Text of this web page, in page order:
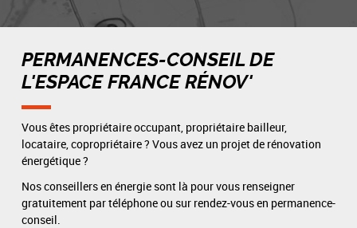
PERMANENCES-CONSEIL DE
L'ESPACE FRANCE RÉNOV'
Vous êtes propriétaire occupant, propriétaire bailleur,
locataire, copropriétaire ? Vous avez un projet de rénovation
énergétique ?
Nos conseillers en énergie sont là pour vous renseigner
gratuitement par téléphone ou sur rendez-vous en permanence-
conseil.